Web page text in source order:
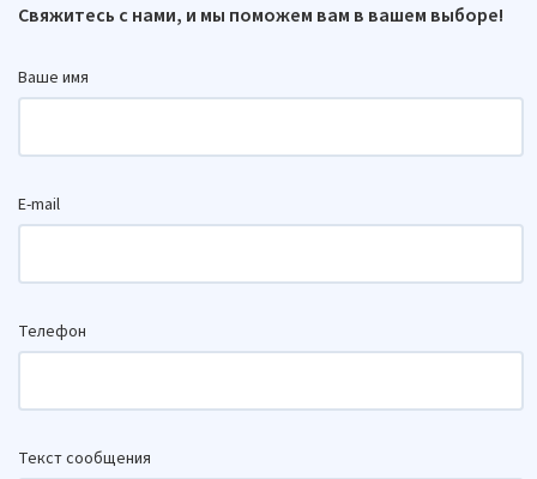
Свяжитесь с нами, и мы поможем вам в вашем выборе!
Ваше имя
E-mail
Телефон
Текст сообщения